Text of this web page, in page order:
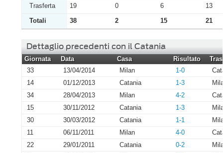
Trasferta
19 0 6
13
Totali
38 2 15 21
Dettaglio precedenti con il Catania
Giornata Data Casa Risultato
33
13/04/2014 Milan 1-0
14
01/12/2013 Catania 1-3
34
28/04/2013 Milan 4-2
15
30/11/2012 Catania 1-3
30
30/03/2012 Catania 1-1
11
06/11/2011 Milan 4-0
22
29/01/2011 Catania 0-2